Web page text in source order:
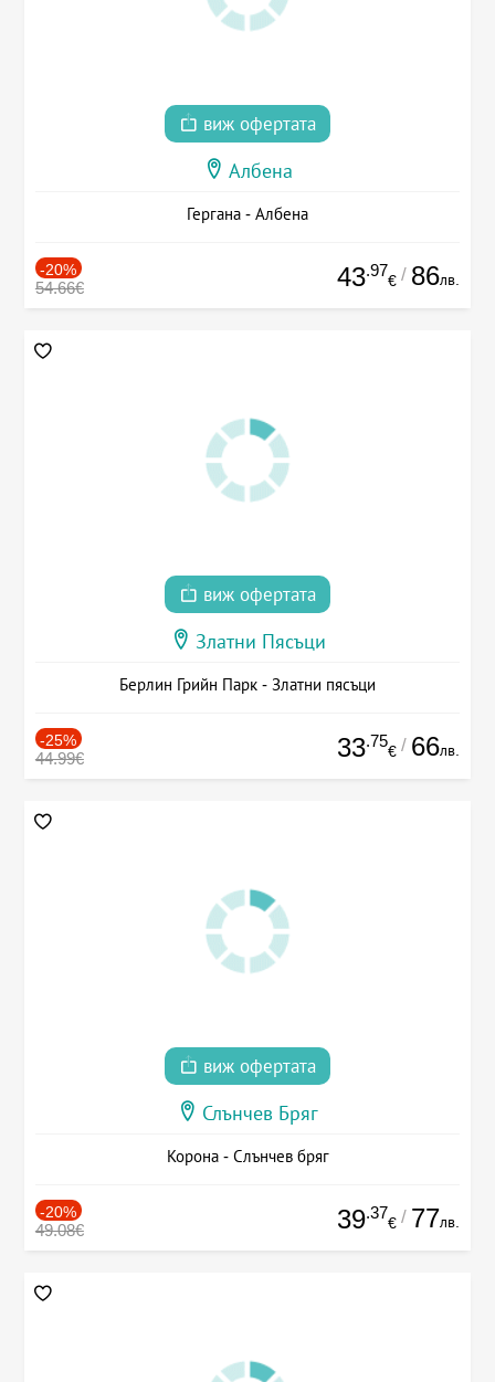
виж офертата
Албена
Гергана - Албена
-20%
54.66€ 43.97
€ / 86лв.
виж офертата
Златни Пясъци
Берлин Грийн Парк - Златни пясъци
-25%
44.99€ 33.75
€ / 66лв.
виж офертата
Слънчев Бряг
Корона - Слънчев бряг
-20%
49.08€ 39.37
€ / 77лв.